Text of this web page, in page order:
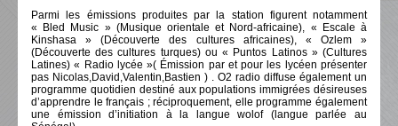
Parmi les émissions produites par la station figurent notamment
« Bled Music » (Musique orientale et Nord-africaine), « Escale à
Kinshasa » (Découverte des cultures africaines), « Ozlem »
(Découverte des cultures turques) ou « Puntos Latinos » (Cultures
Latines) « Radio lycée »( Émission par et pour les lycéen présenter
pas Nicolas,David,Valentin,Bastien ) . O2 radio diffuse également un
programme quotidien destiné aux populations immigrées désireuses
d’apprendre le français ; réciproquement, elle programme également
une émission d’initiation à la langue wolof (langue parlée au